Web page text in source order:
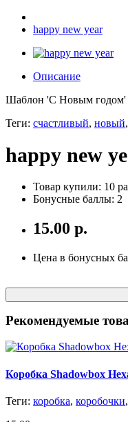
happy new year
Описание
Шаблон 'С Новым годом' в
Теги: счастливый, новый,
happy new
Товар купили: 10
Бонусные баллы: 2
15.00 р.
Цена в бонусных
Рекомендуемые
Коробка Shadowbox
Теги: коробка, коробочки,